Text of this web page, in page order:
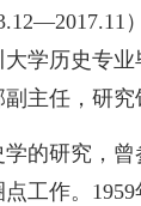
学历史专业
主任，研究
的研究，
工作。